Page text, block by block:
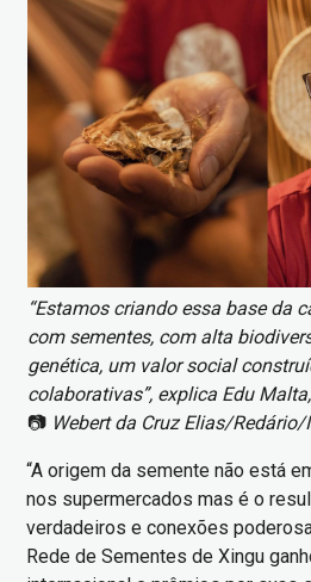
“Estamos criando essa base da
com sementes, com alta
genética, um valor social
colaborativas”, explica Edu
📷 Webert da Cruz Elias/Redário/
“A origem da semente não está
nos supermercados mas é o
verdadeiros e conexões
Rede de Sementes de Xingu